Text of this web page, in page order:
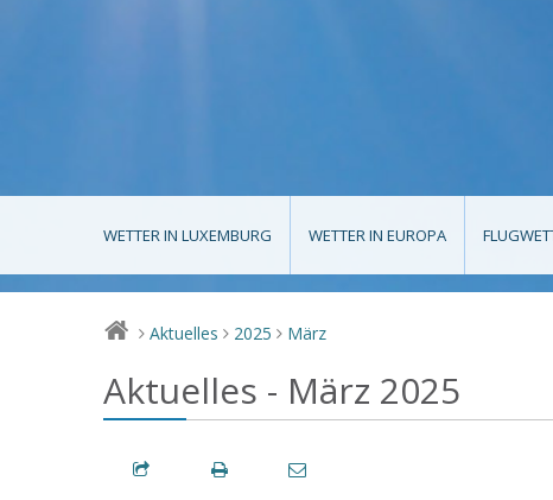
WETTER IN LUXEMBURG WETTER IN EUROPA
> Aktuelles > 2025 > März
Aktuelles - März 2025